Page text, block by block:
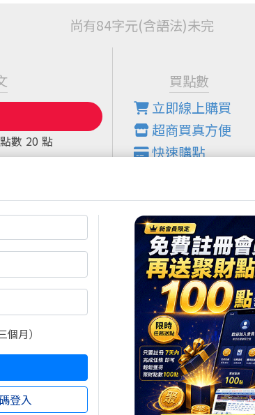
尚有84字元(含語法)未完
數 20 點
買點數
立即線上購買
超商買真方便
快速購點
錢
月）
登入